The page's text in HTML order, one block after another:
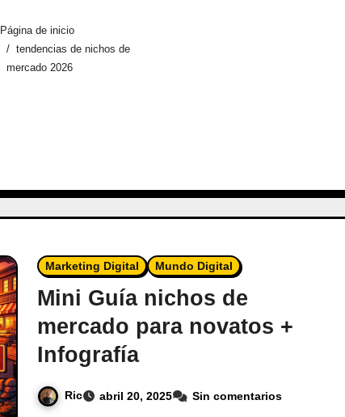
Página de inicio
tendencias de nichos de
mercado 2026
Marketing Digital Mundo Digital
Mini Guía nichos de
mercado para novatos +
Infografía
Ric abril 20, 2025 Sin comentarios